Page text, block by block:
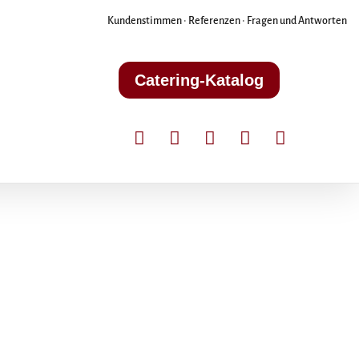
Kundenstimmen • Referenzen • Fragen und Antworten
Catering-Katalog
    